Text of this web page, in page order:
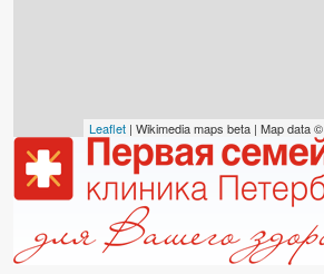
Leaflet | Wikimedia maps beta | Map data ©